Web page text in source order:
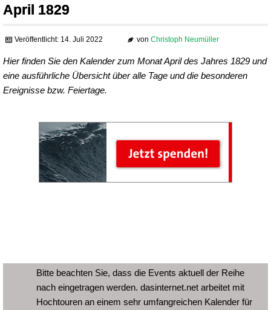
April 1829
Veröffentlicht: 14. Juli 2022 von Christoph Neumüller
Hier finden Sie den Kalender zum Monat April des Jahres 1829 und
eine ausführliche Übersicht über alle Tage und die besonderen
Ereignisse bzw. Feiertage.
Bitte beachten Sie, dass die Events aktuell der Reihe
nach eingetragen werden. dasinternet.net arbeitet mit
Hochtouren an einem sehr umfangreichen Kalender für